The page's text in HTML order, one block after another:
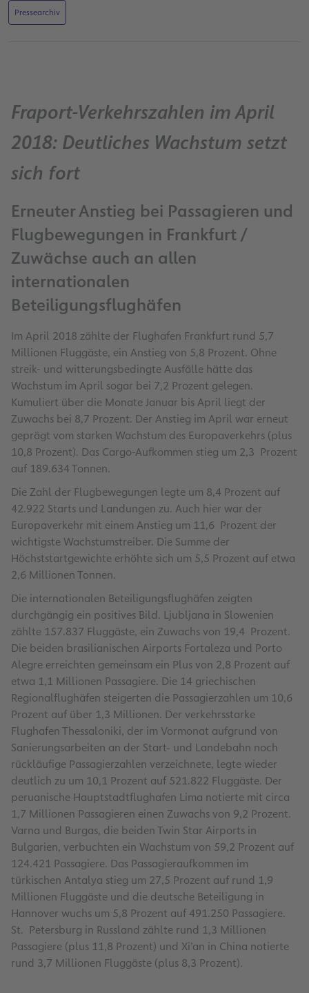
Pressearchiv
Fraport-Verkehrszahlen im April
2018: Deutliches Wachstum setzt
sich fort
Erneuter Anstieg bei Passagieren und
Flugbewegungen in Frankfurt /
Zuwächse auch an allen
internationalen
Beteiligungsflughäfen
Im April 2018 zählte der Flughafen Frankfurt rund 5,7
Millionen Fluggäste, ein Anstieg von 5,8 Prozent. Ohne
streik- und witterungsbedingte Ausfälle hätte das
Wachstum im April sogar bei 7,2 Prozent gelegen.
Kumuliert über die Monate Januar bis April liegt der
Zuwachs bei 8,7 Prozent. Der Anstieg im April war erneut
geprägt vom starken Wachstum des Europaverkehrs (plus
10,8 Prozent). Das Cargo-Aufkommen stieg um 2,3 Prozent
auf 189.634 Tonnen.
Die Zahl der Flugbewegungen legte um 8,4 Prozent auf
42.922 Starts und Landungen zu. Auch hier war der
Europaverkehr mit einem Anstieg um 11,6 Prozent der
wichtigste Wachstumstreiber. Die Summe der
Höchststartgewichte erhöhte sich um 5,5 Prozent auf etwa
2,6 Millionen Tonnen.
Die internationalen Beteiligungsflughäfen zeigten
durchgängig ein positives Bild. Ljubljana in Slowenien
zählte 157.837 Fluggäste, ein Zuwachs von 19,4 Prozent.
Die beiden brasilianischen Airports Fortaleza und Porto
Alegre erreichten gemeinsam ein Plus von 2,8 Prozent auf
etwa 1,1 Millionen Passagiere. Die 14 griechischen
Regionalflughäfen steigerten die Passagierzahlen um 10,6
Prozent auf über 1,3 Millionen. Der verkehrsstarke
Flughafen Thessaloniki, der im Vormonat aufgrund von
Sanierungsarbeiten an der Start- und Landebahn noch
rückläufige Passagierzahlen verzeichnete, legte wieder
deutlich zu um 10,1 Prozent auf 521.822 Fluggäste. Der
peruanische Hauptstadtflughafen Lima notierte mit circa
1,7 Millionen Passagieren einen Zuwachs von 9,2 Prozent.
Varna und Burgas, die beiden Twin Star Airports in
Bulgarien, verbuchten ein Wachstum von 59,2 Prozent auf
124.421 Passagiere. Das Passagieraufkommen im
türkischen Antalya stieg um 27,5 Prozent auf rund 1,9
Millionen Fluggäste und die deutsche Beteiligung in
Hannover wuchs um 5,8 Prozent auf 491.250 Passagiere.
St. Petersburg in Russland zählte rund 1,3 Millionen
Passagiere (plus 11,8 Prozent) und Xi’an in China notierte
rund 3,7 Millionen Fluggäste (plus 8,3 Prozent).